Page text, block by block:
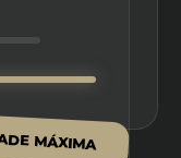
MÁXIMA